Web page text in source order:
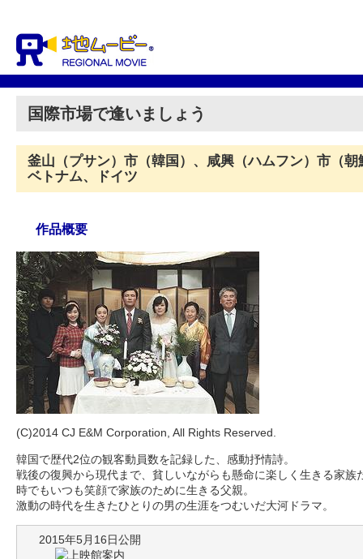
国際市場で逢いましょう
釜山（プサン）市（韓国）、咸興（ハムフン）市（
ベトナム、ドイツ
作品概要
(C)2014 CJ E&M Corporation, All Rights Reserved.
韓国で歴代2位の観客動員数を記録した、感動抒情詩。
戦後の復興から現代まで、貧しいながらも懸命に楽しく生きる家族
時でもいつも笑顔で家族のために生きる父親。
激動の時代を生きたひとりの男の生涯をつむいだ大河ドラマ。
2015年5月16日公開